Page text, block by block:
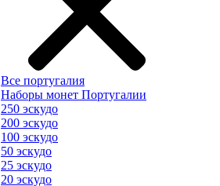
Все португалия
Наборы монет Португалии
250 эскудо
200 эскудо
100 эскудо
50 эскудо
25 эскудо
20 эскудо